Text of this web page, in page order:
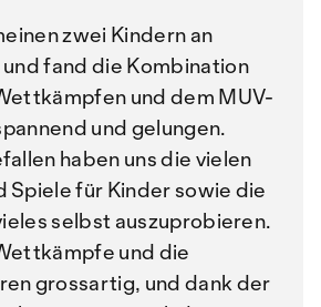
zwei Kindern an
fand die Kombination
und dem MUV-
und gelungen.
haben uns die vielen
Spiele für Kinder sowie die
selbst auszuprobieren.
und die
grossartig, und dank der